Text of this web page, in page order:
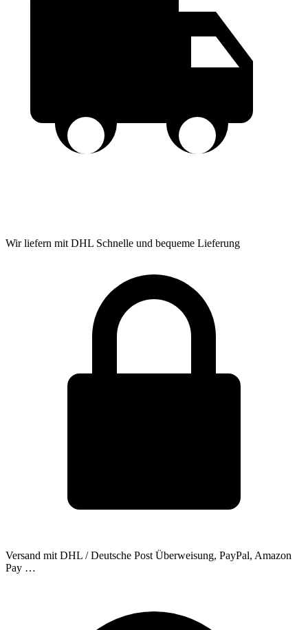
Wir liefern mit DHL Schnelle und bequeme Lieferung
Versand mit DHL / Deutsche Post Überweisung, PayPal, Amazon
Pay …